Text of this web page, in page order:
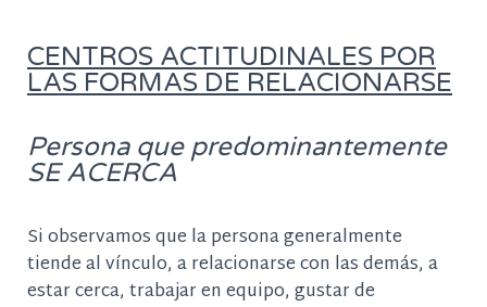
CENTROS ACTITUDINALES POR
LAS FORMAS DE RELACIONARSE
Persona que predominantemente
SE ACERCA
Si observamos que la persona generalmente
tiende al vínculo, a relacionarse con las demás, a
estar cerca, trabajar en equipo, gustar de